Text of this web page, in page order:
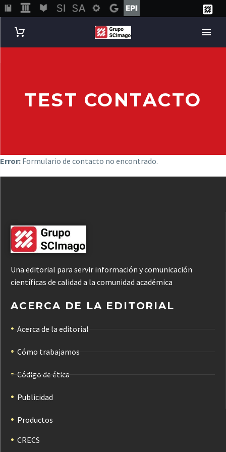
TEST CONTACTO
Error: Formulario de contacto no encontrado.
Una editorial para servir información y comunicación
científicas de calidad a la comunidad académica
ACERCA DE LA EDITORIAL
Acerca de la editorial
Cómo trabajamos
Código de ética
Publicidad
Productos
CRECS